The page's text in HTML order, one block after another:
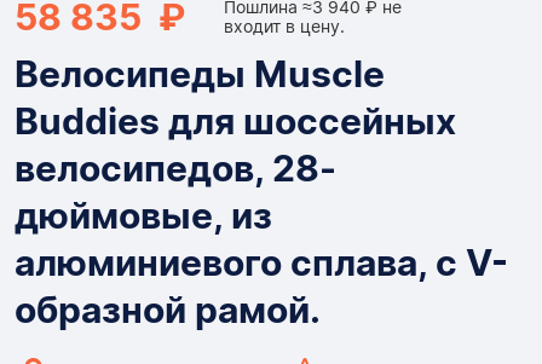
58 835 ₽
Пошлина ≈3 940 ₽ не
входит в цену.
Велосипеды Muscle
Buddies для шоссейных
велосипедов, 28-
дюймовые, из
алюминиевого сплава, с V-
образной рамой.